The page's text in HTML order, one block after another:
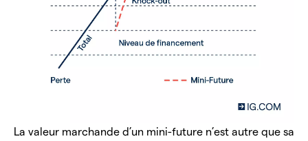
La valeur marchande d’un mini-future n’est autre que sa